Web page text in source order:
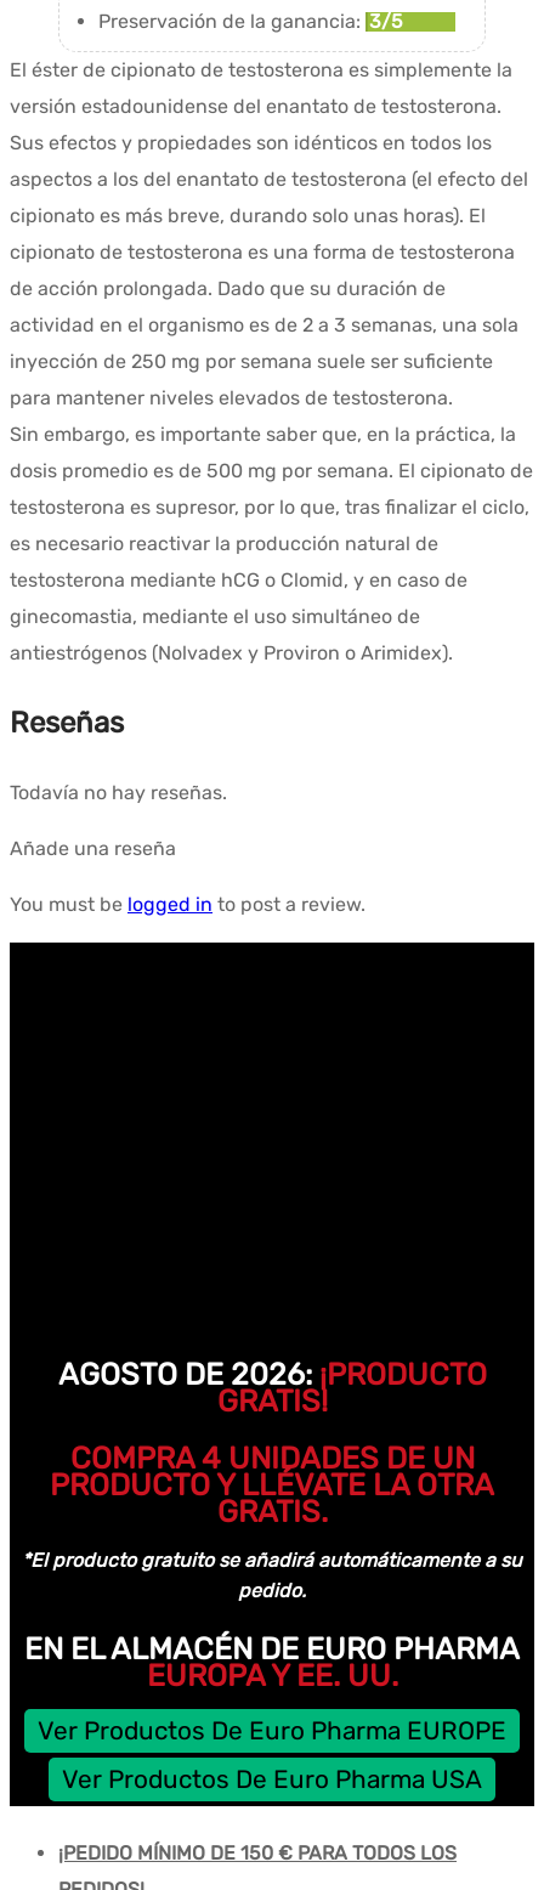
Preservación de la ganancia: 3/5
El éster de cipionato de testosterona es simplemente la
versión estadounidense del enantato de testosterona.
Sus efectos y propiedades son idénticos en todos los
aspectos a los del enantato de testosterona (el efecto del
cipionato es más breve, durando solo unas horas). El
cipionato de testosterona es una forma de testosterona
de acción prolongada. Dado que su duración de
actividad en el organismo es de 2 a 3 semanas, una sola
inyección de 250 mg por semana suele ser suficiente
para mantener niveles elevados de testosterona.
Sin embargo, es importante saber que, en la práctica, la
dosis promedio es de 500 mg por semana. El cipionato de
testosterona es supresor, por lo que, tras finalizar el ciclo,
es necesario reactivar la producción natural de
testosterona mediante hCG o Clomid, y en caso de
ginecomastia, mediante el uso simultáneo de
antiestrógenos (Nolvadex y Proviron o Arimidex).
Reseñas
Todavía no hay reseñas.
Añade una reseña
You must be logged in to post a review.
AGOSTO DE 2026: ¡PRODUCTO
GRATIS!
COMPRA 4 UNIDADES DE UN
PRODUCTO Y LLÉVATE LA OTRA
GRATIS.
*El producto gratuito se añadirá automáticamente a su
pedido.
EN EL ALMACÉN DE EURO PHARMA
EUROPA Y EE. UU.
Ver Productos De Euro Pharma EUROPE
Ver Productos De Euro Pharma USA
¡PEDIDO MÍNIMO DE 150 € PARA TODOS LOS